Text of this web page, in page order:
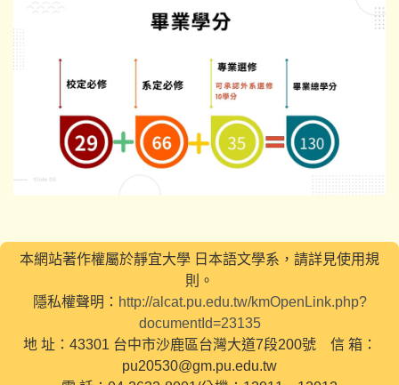
本網站著作權屬於靜宜大學 日本語文學系，請詳見使用規
則。
隱私權聲明： http://alcat.pu.edu.tw/kmOpenLink.php?
documentId=23135
地 址：43301 台中市沙鹿區台灣大道7段200號 信 箱：
pu20530@gm.pu.edu.tw